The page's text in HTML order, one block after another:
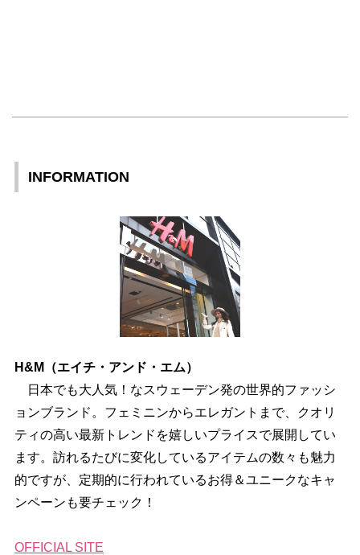
INFORMATION
H&M（エイチ・アンド・エム）
日本でも大人気！なスウェーデン発の世界的ファッシ
ョンブランド。フェミニンからエレガントまで、クオリ
ティの高い最新トレンドを嬉しいプライスで展開してい
ます。訪れるたびに変化しているアイテムの数々も魅力
的ですが、定期的に行われているお得＆ユニークなキャ
ンペーンも要チェック！
OFFICIAL SITE